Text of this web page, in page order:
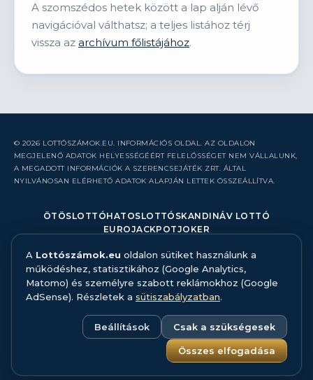
A szomszédos hetek között a lap alján lévő
navigációval válthatsz; a teljes listához térj
vissza az archívum főlistájához.
© 2026 LOTTÓSZÁMOK.EU. INFORMÁCIÓS OLDAL. AZ OLDALON
MEGJELENŐ ADATOK HELYESSÉGÉÉRT FELELŐSSÉGET NEM VÁLLALUNK,
A MEGADOTT INFORMÁCIÓK A SZERENCSEJÁTÉK ZRT. ÁLTAL
NYILVÁNOSAN ELÉRHETŐ ADATOK ALAPJÁN LETTEK ÖSSZEÁLLÍTVA.
ÖTÖSLOTTÓHATOSLOTTÓ SKANDINÁV LOTTÓ
EUROJACKPOTJOKER
RÓLUNK
KAPCSOLAT
HIBABEJELENTÉS
ADATFORRÁS ÉS MÓDSZERTAN
ADATKEZELÉS
SÜTISZABÁLYZAT
A Lottószámok.eu oldalon sütiket használunk a
működéshez, statisztikához (Google Analytics,
Matomo) és személyre szabott reklámokhoz (Google
AdSense). Részletek a sütiszabályzatban.
Beállítások Csak a szükségesek
Összes elfogadása